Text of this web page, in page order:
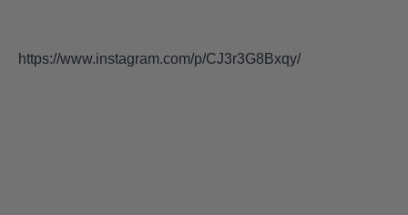
https://www.instagram.com/p/CJ3r3G8Bxqy/